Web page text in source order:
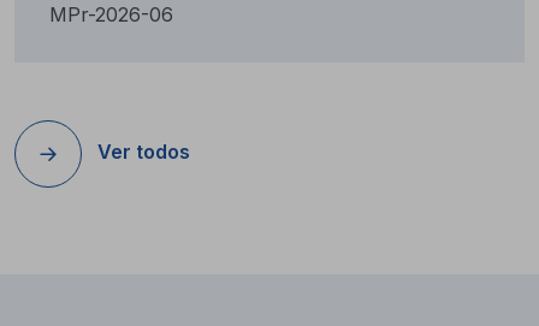
MPr-2026-06
Ver todos